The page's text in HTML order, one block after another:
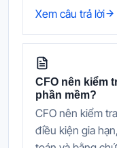
Xem câu trả lời
CFO nên kiểm
phần mềm?
CFO nên kiểm
điều kiện gia